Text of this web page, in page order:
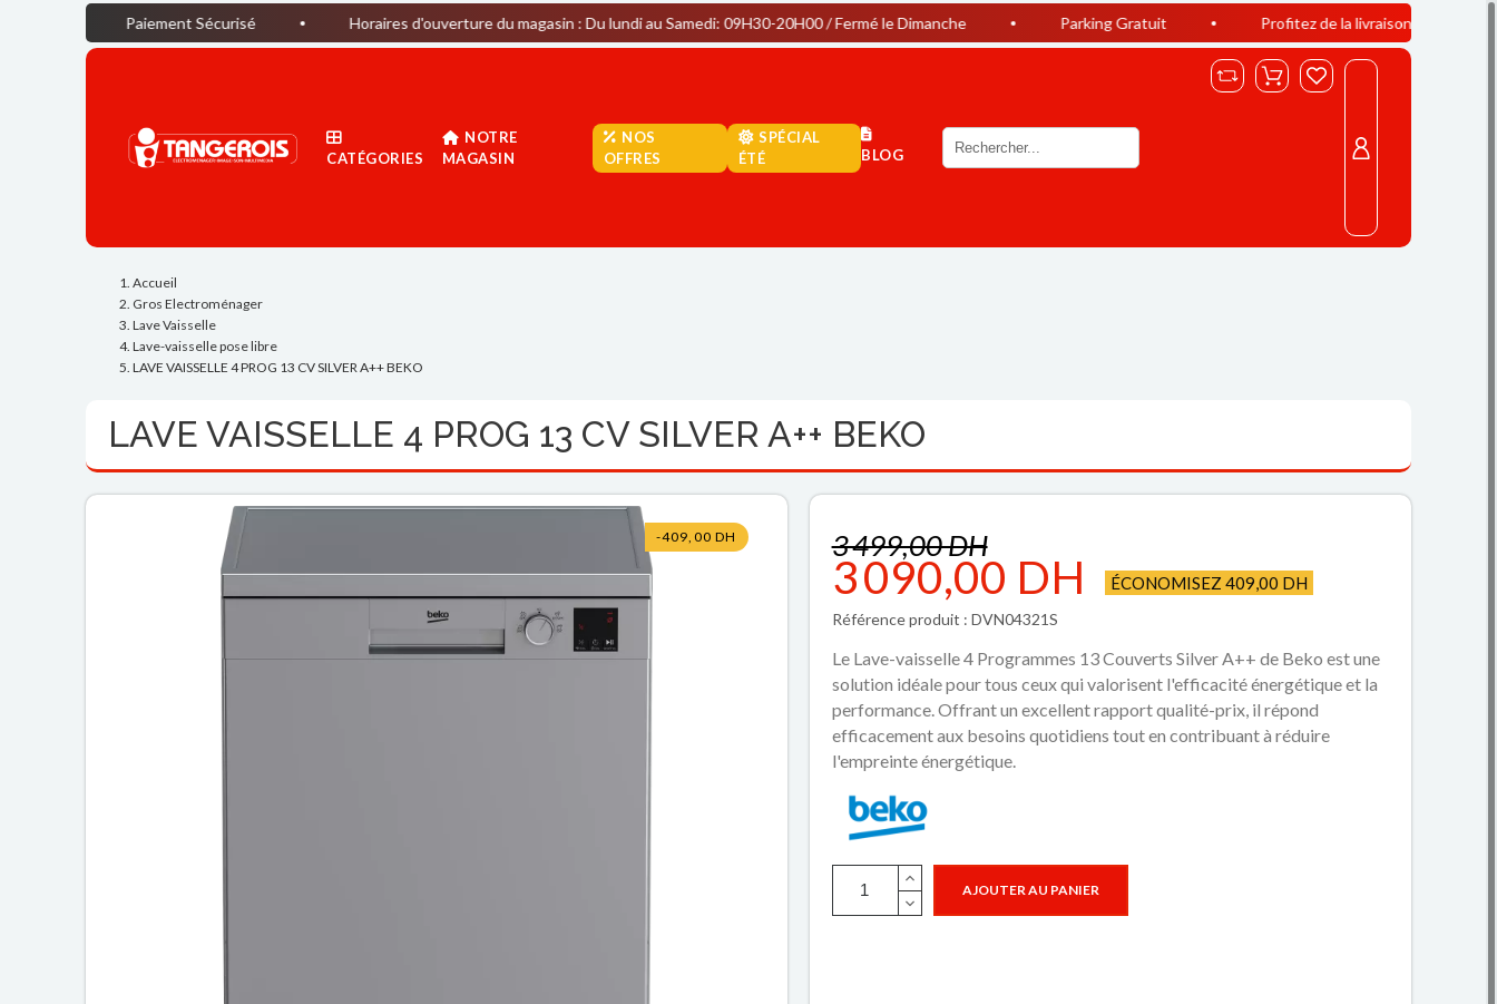
Paiement Sécurisé Horaires d'ouverture du magasin : Du lundi au Samedi: 09H30-20H00 / Fermé le Dimanche Parking Gratuit Profitez de la livraison offerte à Casablanca
CATÉGORIES
NOTRE
MAGASIN
NOS
OFFRES
SPÉCIAL
ÉTÉ
BLOG
Accueil
Gros Electroménager
Lave Vaisselle
Lave-vaisselle pose libre
LAVE VAISSELLE 4 PROG 13 CV SILVER A++ BEKO
LAVE VAISSELLE 4 PROG 13 CV SILVER A++ BEKO
-409,00 DH 3 499,00 DH
3 090,00 DH ÉCONOMISEZ 409,00 DH
Référence produit : DVN04321S
Le Lave-vaisselle 4 Programmes 13 Couverts Silver A++ de Beko est une
solution idéale pour tous ceux qui valorisent l'efficacité énergétique et la
performance. Offrant un excellent rapport qualité-prix, il répond
efficacement aux besoins quotidiens tout en contribuant à réduire
l'empreinte énergétique.
AJOUTER AU PANIER